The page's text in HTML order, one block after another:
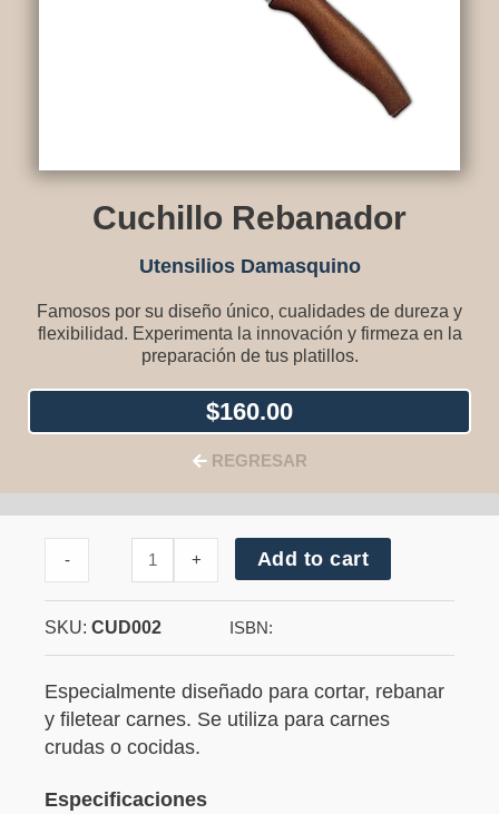
Cuchillo Rebanador
Utensilios Damasquino
Famosos por su diseño único, cualidades de dureza y
flexibilidad. Experimenta la innovación y firmeza en la
preparación de tus platillos.
$160.00
REGRESAR
Cuchillo
Rebanador
- + Add to cart
SKU: CUD002 ISBN:
Especialmente diseñado para cortar, rebanar
y filetear carnes. Se utiliza para carnes
crudas o cocidas.
Especificaciones